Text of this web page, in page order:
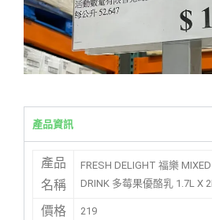
產品資訊
產品
名稱
FRESH DELIGHT 福樂 MIXED
DRINK 多莓果優酪乳 1.7L X
價格 219